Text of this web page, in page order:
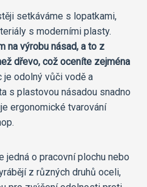
setkáváme s lopatkami,
s moderními plasty.
na výrobu násad, a to z
dřevo, což oceníte zejména
je odolný vůči vodě a
s plastovou násadou snadno
ergonomické tvarování
jedná o pracovní plochu nebo
z různých druhů oceli,